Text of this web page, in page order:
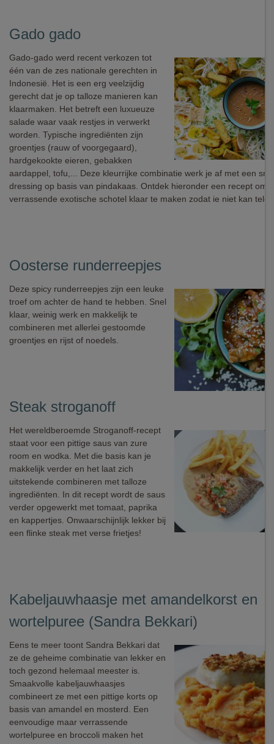
Gado gado
Gado-gado werd recent verkozen tot
één van de zes nationale gerechten in
Indonesië. Het is een erg veelzijdig
gerecht dat je op talloze manieren kan
klaarmaken. Het betreft een luxueuze
salade waar vaak restjes in verwerkt
worden. Typische ingrediënten zijn
groentjes (rauw of voorgegaard),
hardgekookte eieren, gebakken
aardappel, tofu,... Deze kleurrijke combinatie werk je af met een
dressing op basis van pindakaas. Ontdek hieronder een recept om
verrassende exotische schotel klaar te maken zodat ie niet kan
Oosterse runderreepjes
Deze spicy runderreepjes zijn een leuke
troef om achter de hand te hebben. Snel
klaar, weinig werk en makkelijk te
combineren met allerlei gestoomde
groentjes en rijst of noedels.
Steak stroganoff
Het wereldberoemde Stroganoff-recept
staat voor een pittige saus van zure
room en wodka. Met die basis kan je
makkelijk verder en het laat zich
uitstekende combineren met talloze
ingrediënten. In dit recept wordt de saus
verder opgewerkt met tomaat, paprika
en kappertjes. Onwaarschijnlijk lekker bij
een flinke steak met verse frietjes!
Kabeljauwhaasje met amandelkorst en
wortelpuree (Sandra Bekkari)
Eens te meer toont Sandra Bekkari dat
ze de geheime combinatie van lekker en
toch gezond helemaal meester is.
Smaakvolle kabeljauwhaasjes
combineert ze met een pittige korts op
basis van amandel en mosterd. Een
eenvoudige maar verrassende
wortelpuree en broccoli maken het